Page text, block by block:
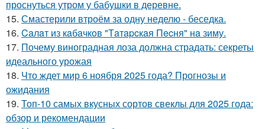
проснуться утром у бабушки в деревне.
15. Смастерили втроём за одну неделю - беседка.
16. Caлaт из кaбaчкoв "Тaтapcкaя Пecня" нa зиму.
17. Почему виноградная лоза должна страдать: секреты
идеального урожая
18. Что ждет мир 6 ноября 2025 года? Прогнозы и
ожидания
19. Топ-10 самых вкусных сортов свеклы для 2025 года:
обзор и рекомендации